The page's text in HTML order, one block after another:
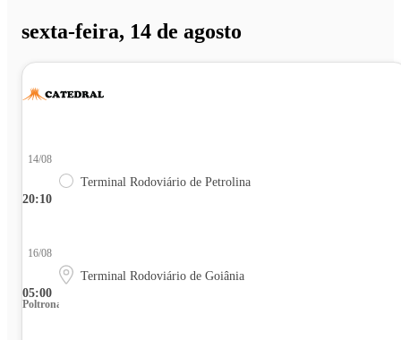
sexta-feira, 14 de agosto
20:10
14/08
Terminal Rodoviário de Petrolina
05:00
16/08
Terminal Rodoviário de Goiânia
Poltrona